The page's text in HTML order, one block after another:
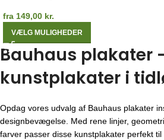
fra 149,00 kr.
VÆLG MULIGHEDER
Bauhaus plakater
kunstplakater i
Opdag vores udvalg af Bauhaus plakater
designbevægelse. Med rene linjer,
farver passer disse kunstplakater perfekt